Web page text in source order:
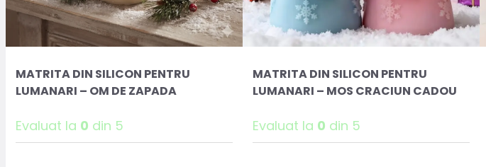
MATRITA DIN SILICON PENTRU
LUMANARI – OM DE ZAPADA
Evaluat la 0 din 5
MATRITA DIN SILICON PENTRU
LUMANARI – MOS CRACIUN CADOU
Evaluat la 0 din 5